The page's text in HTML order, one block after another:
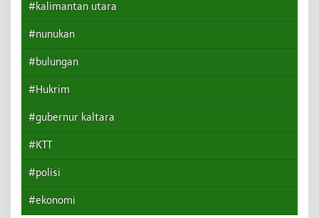
#kalimantan utara
#nunukan
#bulungan
#Hukrim
#gubernur kaltara
#KTT
#polisi
#ekonomi